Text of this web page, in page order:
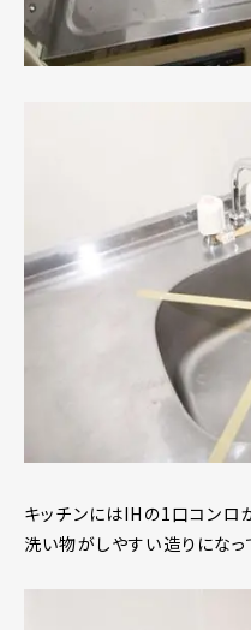
キッチンにはIHの1口コンロ
洗い物がしやすい造りになっ